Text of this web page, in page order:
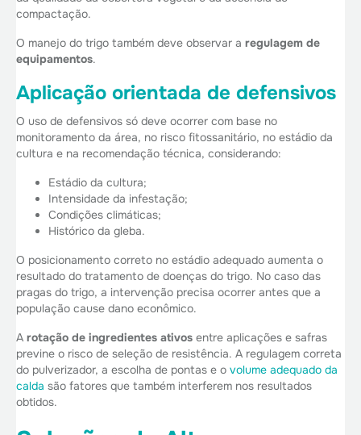
compactação.
O manejo do trigo também deve observar a regulagem de
equipamentos.
Aplicação orientada de defensivos
O uso de defensivos só deve ocorrer com base no
monitoramento da área, no risco fitossanitário, no estádio da
cultura e na recomendação técnica, considerando:
Estádio da cultura;
Intensidade da infestação;
Condições climáticas;
Histórico da gleba.
O posicionamento correto no estádio adequado aumenta o
resultado do tratamento de doenças do trigo. No caso das
pragas do trigo, a intervenção precisa ocorrer antes que a
população cause dano econômico.
A rotação de ingredientes ativos entre aplicações e safras
previne o risco de seleção de resistência. A regulagem correta
do pulverizador, a escolha de pontas e o volume adequado da
calda são fatores que também interferem nos resultados
obtidos.